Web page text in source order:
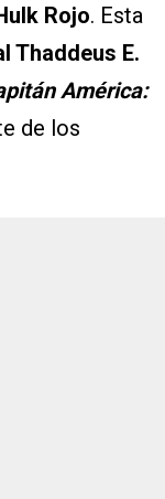
Rojo. Esta
Thaddeus E.
América:
de los